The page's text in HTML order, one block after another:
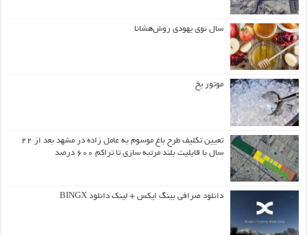
سال نوی یهودی روش‌هشانا
موتور یخ
تعیین تکلیف طرح باغ موسوم به عامل زاده در مشهد بعد از ۲۲
سال با قابلیت بلند مرتبه سازی تا تراکم ۶۰۰ درصد
دانلود صرافی بینگ ایکس + لینک دانلود BINGX